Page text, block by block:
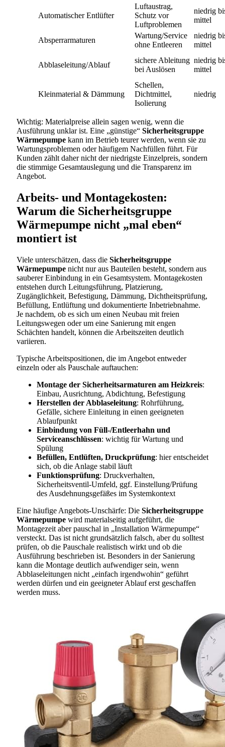
Automatischer Entlüfter
Luftaustrag,
Schutz vor
Luftproblemen
niedrig
mittel
Absperrarmaturen
Wartung/Service
ohne Entleeren
niedrig
mittel
Abblaseleitung/Ablauf
sichere Ableitung
bei Auslösen
niedrig
mittel
Kleinmaterial & Dämmung
Schellen,
Dichtmittel,
Isolierung
niedrig
Wichtig: Materialpreise allein sagen wenig, wenn die
Ausführung unklar ist. Eine „günstige“ Sicherheitsgruppe
Wärmepumpe kann im Betrieb teurer werden, wenn sie zu
Wartungsproblemen oder häufigem Nachfüllen führt. Für
Kunden zählt daher nicht der niedrigste Einzelpreis, sondern
die stimmige Gesamtauslegung und die Transparenz im
Angebot.
Arbeits- und Montagekosten:
Warum die Sicherheitsgruppe
Wärmepumpe nicht „mal eben“
montiert ist
Viele unterschätzen, dass die Sicherheitsgruppe
Wärmepumpe nicht nur aus Bauteilen besteht, sondern aus
sauberer Einbindung in ein Gesamtsystem. Montagekosten
entstehen durch Leitungsführung, Platzierung,
Zugänglichkeit, Befestigung, Dämmung, Dichtheitsprüfung,
Befüllung, Entlüftung und dokumentierte Inbetriebnahme.
Je nachdem, ob es sich um einen Neubau mit freien
Leitungswegen oder um eine Sanierung mit engen
Schächten handelt, können die Arbeitszeiten deutlich
variieren.
Typische Arbeitspositionen, die im Angebot entweder
einzeln oder als Pauschale auftauchen:
Montage der Sicherheitsarmaturen am Heizkreis:
Einbau, Ausrichtung, Abdichtung, Befestigung
Herstellen der Abblaseleitung: Rohrführung,
Gefälle, sichere Einleitung in einen geeigneten
Ablaufpunkt
Einbindung von Füll-/Entleerhahn und
Serviceanschlüssen: wichtig für Wartung und
Spülung
Befüllen, Entlüften, Druckprüfung: hier entscheidet
sich, ob die Anlage stabil läuft
Funktionsprüfung: Druckverhalten,
Sicherheitsventil-Umfeld, ggf. Einstellung/Prüfung
des Ausdehnungsgefäßes im Systemkontext
Eine häufige Angebots-Unschärfe: Die Sicherheitsgruppe
Wärmepumpe wird materialseitig aufgeführt, die
Montagezeit aber pauschal in „Installation Wärmepumpe“
versteckt. Das ist nicht grundsätzlich falsch, aber du solltest
prüfen, ob die Pauschale realistisch wirkt und ob die
Ausführung beschrieben ist. Besonders in der Sanierung
kann die Montage deutlich aufwendiger sein, wenn
Abblaseleitungen nicht „einfach irgendwohin“ geführt
werden dürfen und ein geeigneter Ablauf erst geschaffen
werden muss.